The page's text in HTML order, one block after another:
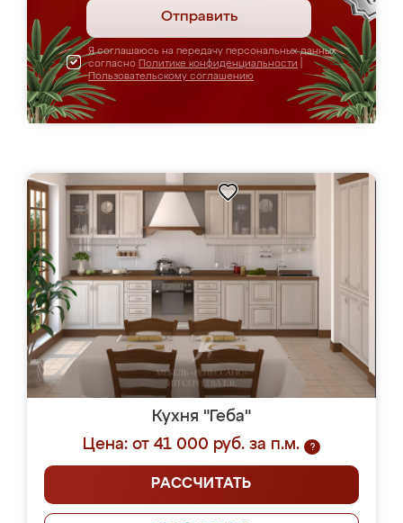
Отправить
Я соглашаюсь на передачу персональных данных
согласно Политике конфиденциальности
Пользовательскому соглашению
Кухня "Геба"
Цена: от 41 000 руб. за п.м.
?
РАССЧИТАТЬ